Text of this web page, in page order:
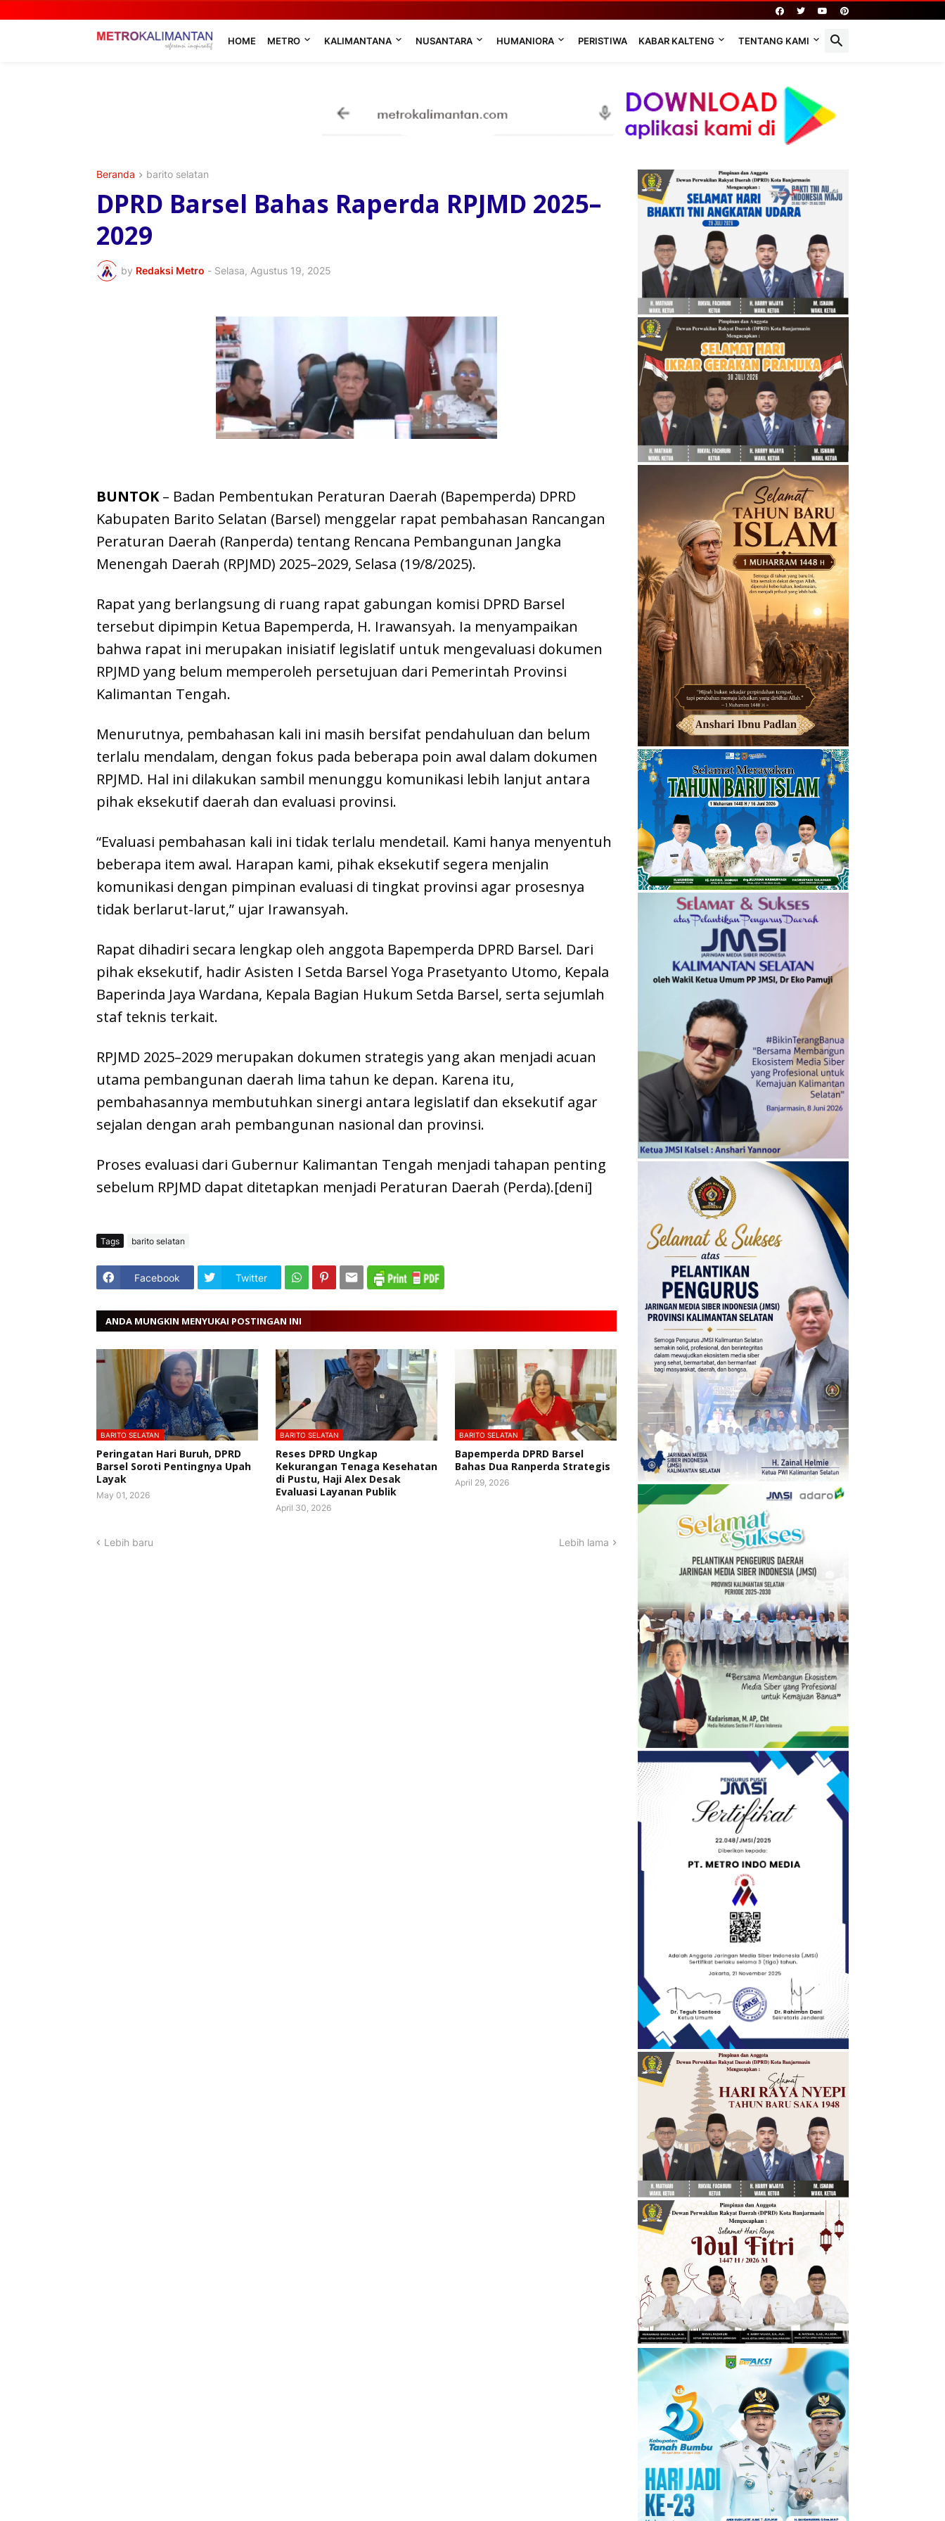
HOME METRO KALIMANTANA NUSANTARA HUMANIORA PERISTIWA KABAR KALTENG TENTANG KAMI
Beranda barito selatan
DPRD Barsel Bahas Raperda RPJMD 2025–
2029
by Redaksi Metro - Selasa, Agustus 19, 2025
BUNTOK– Badan Pembentukan Peraturan Daerah (Bapemperda) DPRD
Kabupaten Barito Selatan (Barsel) menggelar rapat pembahasan Rancangan
Peraturan Daerah (Ranperda) tentang Rencana Pembangunan Jangka
Menengah Daerah (RPJMD) 2025–2029, Selasa (19/8/2025).
Rapat yang berlangsung di ruang rapat gabungan komisi DPRD Barsel
tersebut dipimpin Ketua Bapemperda, H. Irawansyah. Ia menyampaikan
bahwa rapat ini merupakan inisiatif legislatif untuk mengevaluasi dokumen
RPJMD yang belum memperoleh persetujuan dari Pemerintah Provinsi
Kalimantan Tengah.
Menurutnya, pembahasan kali ini masih bersifat pendahuluan dan belum
terlalu mendalam, dengan fokus pada beberapa poin awal dalam dokumen
RPJMD. Hal ini dilakukan sambil menunggu komunikasi lebih lanjut antara
pihak eksekutif daerah dan evaluasi provinsi.
“Evaluasi pembahasan kali ini tidak terlalu mendetail. Kami hanya menyentuh
beberapa item awal. Harapan kami, pihak eksekutif segera menjalin
komunikasi dengan pimpinan evaluasi di tingkat provinsi agar prosesnya
tidak berlarut-larut,” ujar Irawansyah.
Rapat dihadiri secara lengkap oleh anggota Bapemperda DPRD Barsel. Dari
pihak eksekutif, hadir Asisten I Setda Barsel Yoga Prasetyanto Utomo, Kepala
Baperinda Jaya Wardana, Kepala Bagian Hukum Setda Barsel, serta sejumlah
staf teknis terkait.
RPJMD 2025–2029 merupakan dokumen strategis yang akan menjadi acuan
utama pembangunan daerah lima tahun ke depan. Karena itu,
pembahasannya membutuhkan sinergi antara legislatif dan eksekutif agar
sejalan dengan arah pembangunan nasional dan provinsi.
Proses evaluasi dari Gubernur Kalimantan Tengah menjadi tahapan penting
sebelum RPJMD dapat ditetapkan menjadi Peraturan Daerah (Perda).[deni]
Tags barito selatan
Facebook Twitter
ANDA MUNGKIN MENYUKAI POSTINGAN INI
BARITO SELATAN
Peringatan Hari Buruh, DPRD
Barsel Soroti Pentingnya Upah
Layak
May 01, 2026
BARITO SELATAN
Reses DPRD Ungkap
Kekurangan Tenaga Kesehatan
di Pustu, Haji Alex Desak
Evaluasi Layanan Publik
April 30, 2026
BARITO SELATAN
Bapemperda DPRD Barsel
Bahas Dua Ranperda Strategis
April 29, 2026
Lebih baru Lebih lama